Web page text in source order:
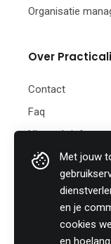
Met jouw
en je
cookies
en
Organisatie
Over Practicali
Contact
Faq
Nieuwsbrief
Practicali bv
Hof te Perremans
+32 (0)46 820